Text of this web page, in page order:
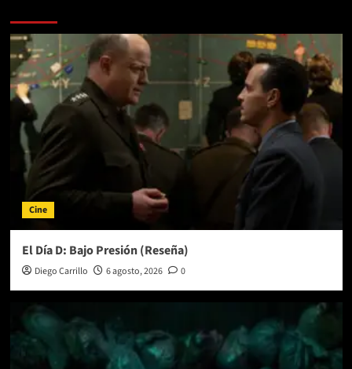
Cine
El Día D: Bajo Presión (Reseña)
Diego Carrillo 6 agosto, 2026 0